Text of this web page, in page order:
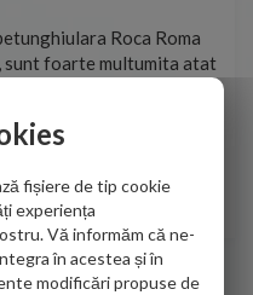
Roca Roma
sunt foarte multumita atat
colaborat in obtinerea
va doresc!
fișiere de tip cookie
experiența
Vă informăm că ne-
în acestea și în
modificări propuse de